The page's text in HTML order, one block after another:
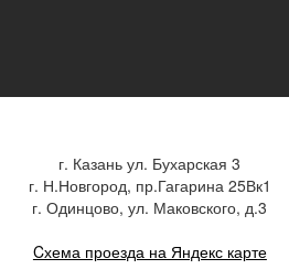
г. Казань ул. Бухарская 3
г. Н.Новгород, пр.Гагарина 25Вк1
г. Одинцово, ул. Маковского, д.3
Cхема проезда на Яндекс карте